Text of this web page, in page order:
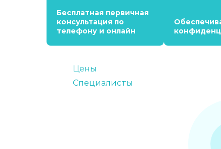
Бесплатная первичная
консультация по
телефону и онлайн
Цены
Специалисты